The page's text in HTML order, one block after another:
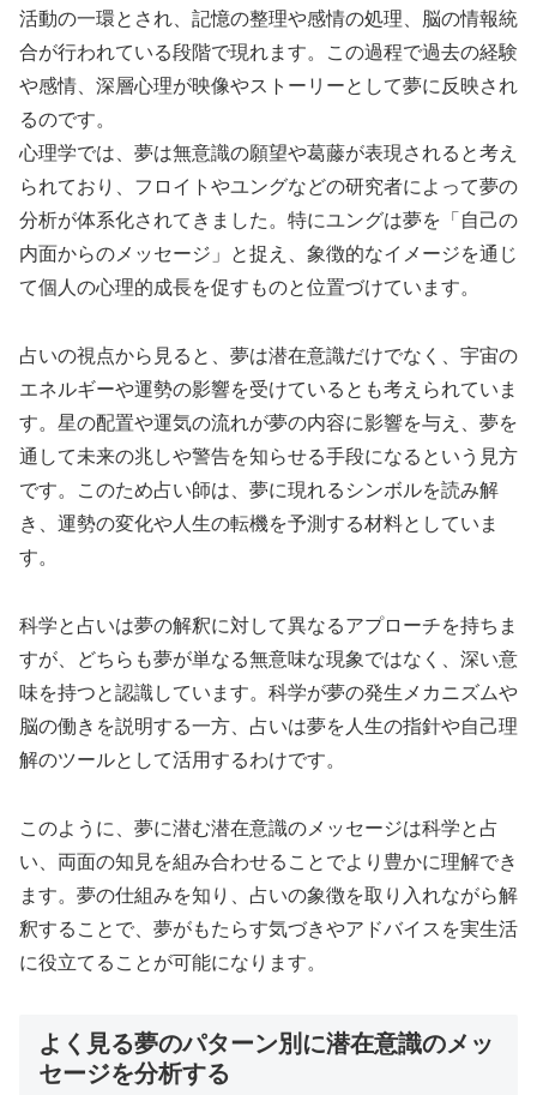
活動の一環とされ、記憶の整理や感情の処理、脳の情報統
合が行われている段階で現れます。この過程で過去の経験
や感情、深層心理が映像やストーリーとして夢に反映され
るのです。
心理学では、夢は無意識の願望や葛藤が表現されると考え
られており、フロイトやユングなどの研究者によって夢の
分析が体系化されてきました。特にユングは夢を「自己の
内面からのメッセージ」と捉え、象徴的なイメージを通じ
て個人の心理的成長を促すものと位置づけています。
占いの視点から見ると、夢は潜在意識だけでなく、宇宙の
エネルギーや運勢の影響を受けているとも考えられていま
す。星の配置や運気の流れが夢の内容に影響を与え、夢を
通して未来の兆しや警告を知らせる手段になるという見方
です。このため占い師は、夢に現れるシンボルを読み解
き、運勢の変化や人生の転機を予測する材料としていま
す。
科学と占いは夢の解釈に対して異なるアプローチを持ちま
すが、どちらも夢が単なる無意味な現象ではなく、深い意
味を持つと認識しています。科学が夢の発生メカニズムや
脳の働きを説明する一方、占いは夢を人生の指針や自己理
解のツールとして活用するわけです。
このように、夢に潜む潜在意識のメッセージは科学と占
い、両面の知見を組み合わせることでより豊かに理解でき
ます。夢の仕組みを知り、占いの象徴を取り入れながら解
釈することで、夢がもたらす気づきやアドバイスを実生活
に役立てることが可能になります。
よく見る夢のパターン別に潜在意識のメッ
セージを分析する